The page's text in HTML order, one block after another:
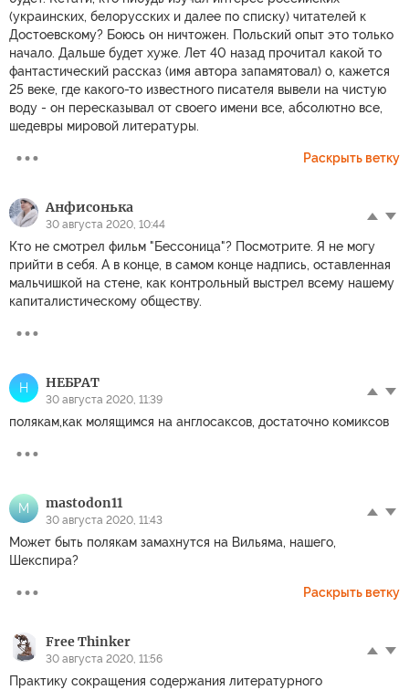
(украинских, белорусских и далее по списку) читателей к
Достоевскому? Боюсь он ничтожен. Польский опыт это только
начало. Дальше будет хуже. Лет 40 назад прочитал какой то
фантастический рассказ (имя автора запамятовал) о, кажется
25 веке, где какого-то известного писателя вывели на чистую
воду - он пересказывал от своего имени все, абсолютно все,
шедевры мировой литературы.
Раскрыть ветку
Анфисонька
30 августа 2020, 10:44
Кто не смотрел фильм "Бессоница"? Посмотрите. Я не могу
прийти в себя. А в конце, в самом конце надпись, оставленная
мальчишкой на стене, как контрольный выстрел всему нашему
капиталистическому обществу.
Н НЕБРАТ
30 августа 2020, 11:39
полякам,как молящимся на англосаксов, достаточно комиксов
M mastodon11
30 августа 2020, 11:43
Может быть полякам замахнутся на Вильяма, нашего,
Шекспира?
Раскрыть ветку
Free Thinker
30 августа 2020, 11:56
Практику сокращения содержания литературного